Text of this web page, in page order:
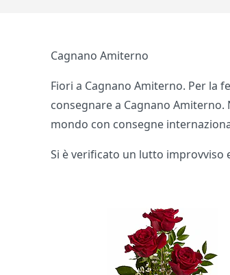
Cagnano Amiterno
Fiori a Cagnano Amiterno. Per la
consegnare a Cagnano
mondo con consegne
Si è verificato un lutto
Bouquet di fiori